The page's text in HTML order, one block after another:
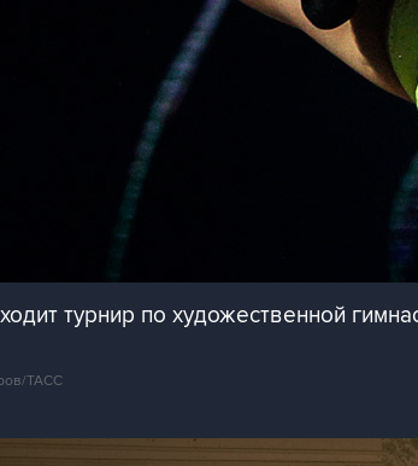
турнир по художественной
ТАСС